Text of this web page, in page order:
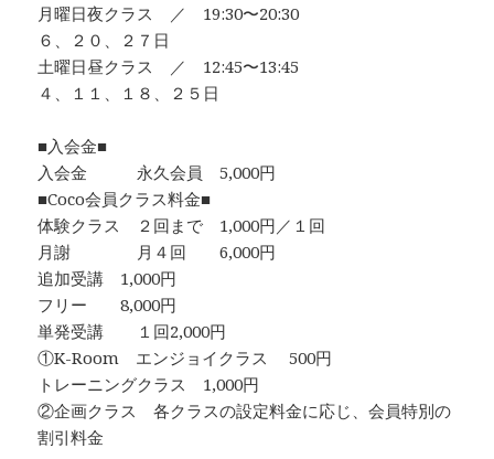
月曜日夜クラス ／ 19:30〜20:30
６、２０、２７日
土曜日昼クラス ／ 12:45〜13:45
４、１１、１８、２５日
■入会金■
入会金 永久会員 5,000円
■Coco会員クラス料金■
体験クラス ２回まで 1,000円／１回
月謝 月４回 6,000円
追加受講 1,000円
フリー 8,000円
単発受講 １回2,000円
①K-Room エンジョイクラス 500円
トレーニングクラス 1,000円
②企画クラス 各クラスの設定料金に応じ、会員特別の
割引料金